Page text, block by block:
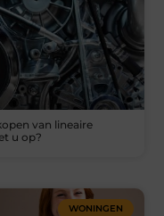
van lineaire
u op?
WONINGEN